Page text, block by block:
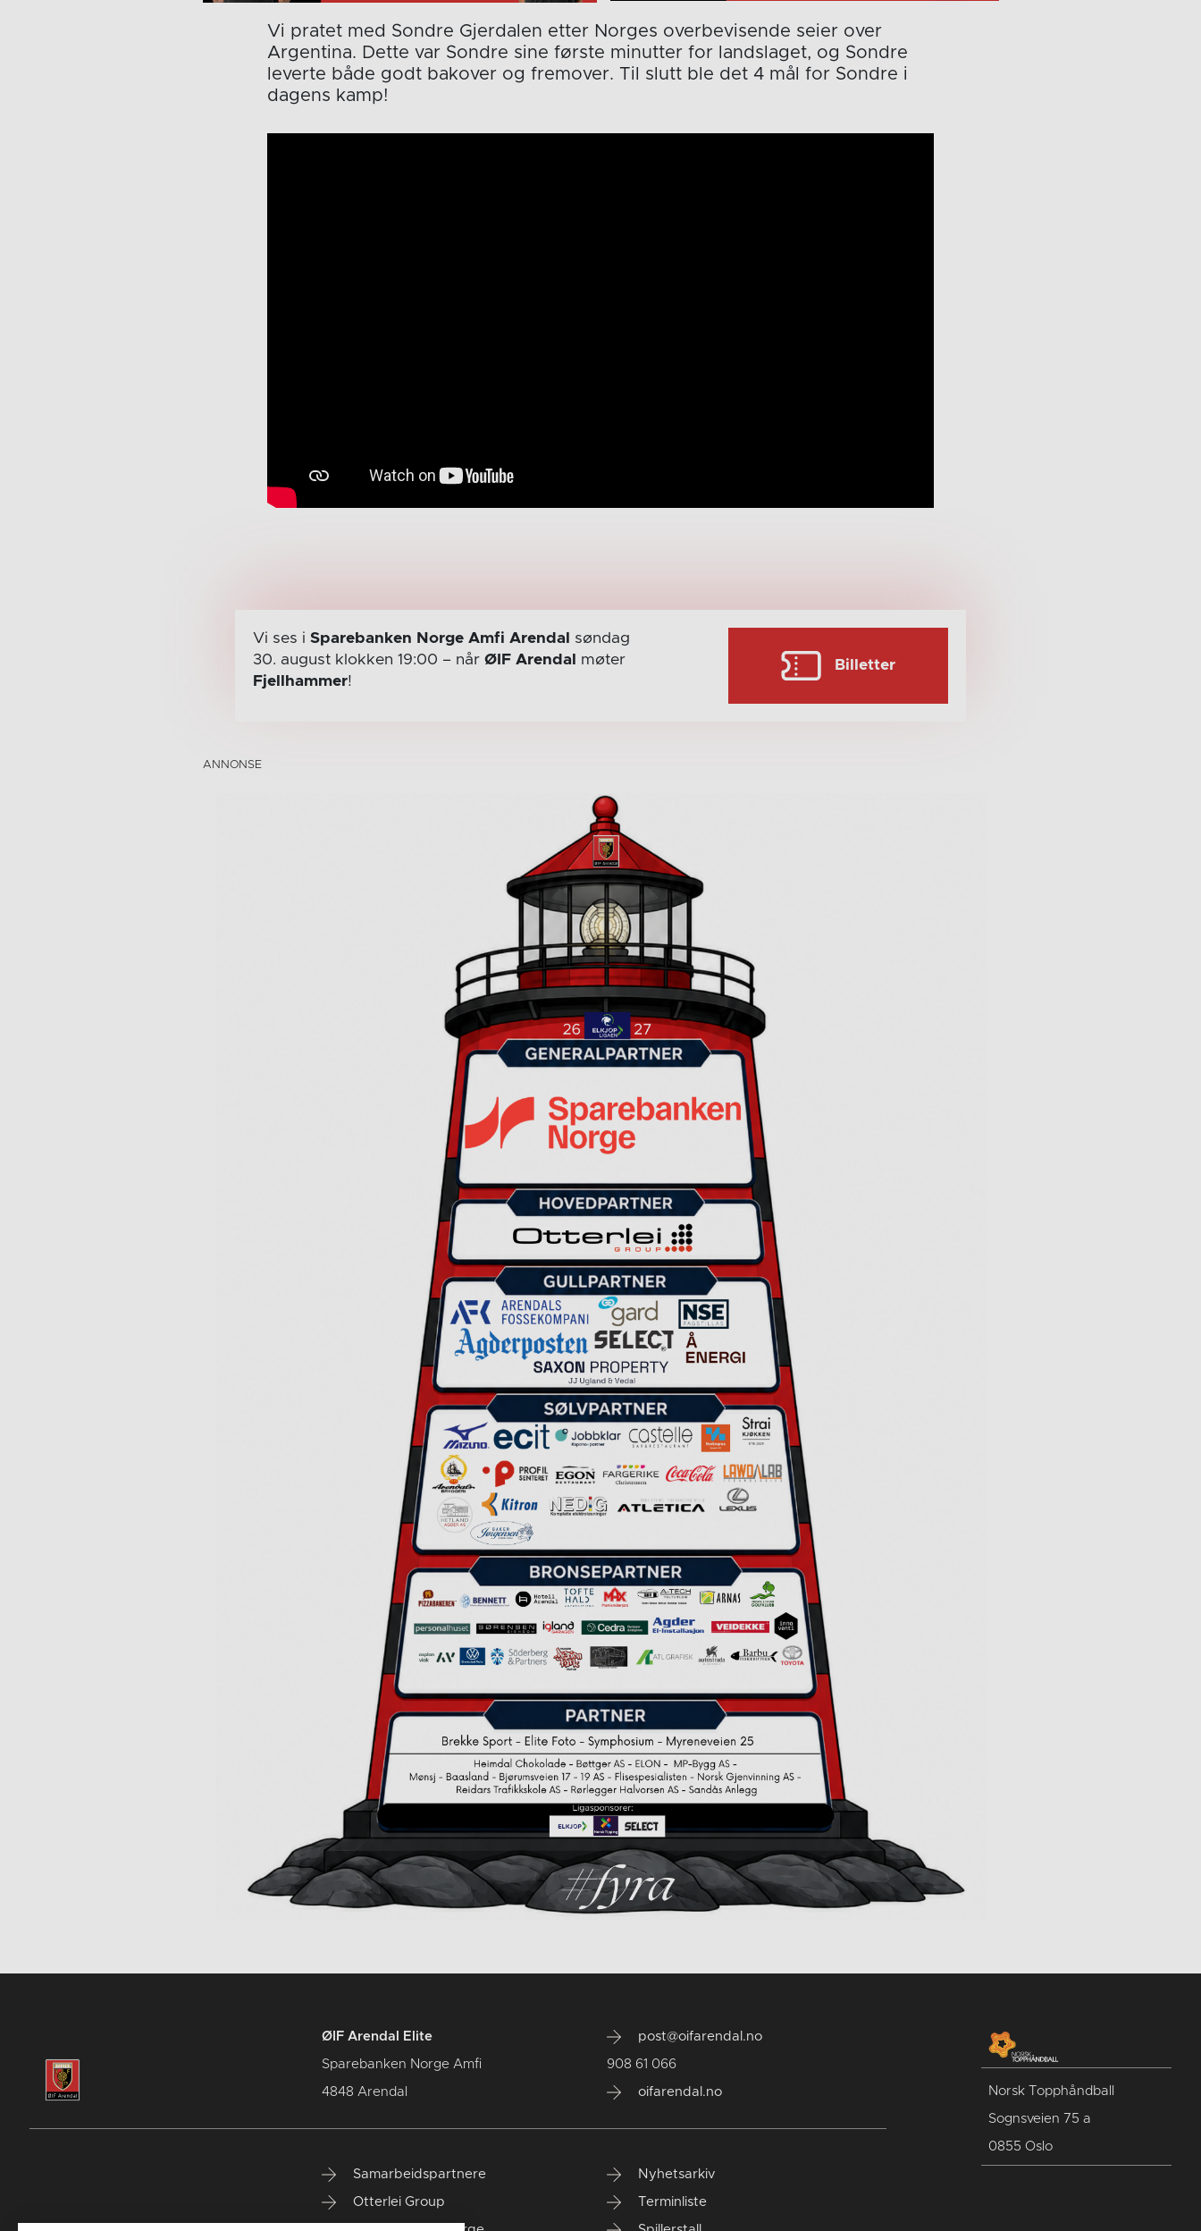
Vi pratet med Sondre Gjerdalen etter Norges overbevisende seier over
Argentina. Dette var Sondre sine første minutter for landslaget, og Sondre
leverte både godt bakover og fremover. Til slutt ble det 4 mål for Sondre i
dagens kamp!
Vi ses i Sparebanken Norge Amfi Arendal
søndag
30. august klokken 19:00 – når ØIF Arendal
møter
Fjellhammer!
Billetter
ØIF Arendal Elite
Sparebanken Norge Amfi
4848 Arendal
post@oifarendal.no
908 61 066
oifarendal.no
Samarbeidspartnere
Otterlei Group
Nyhetsarkiv
Terminliste
Norsk Topphåndball
Sognsveien 75 a
0855 Oslo